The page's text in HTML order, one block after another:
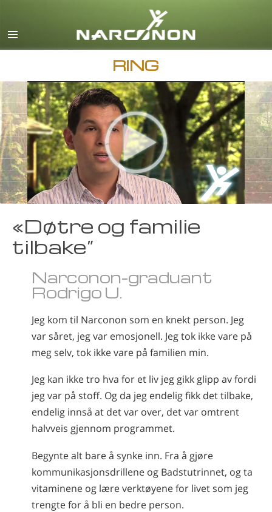
Dansk
Gresk
Spansk
Fransk
Hebraisk
Magyar
Italiensk
Makedonsk
Norsk
Russisk
Svensk
Arabisk
Nepali
Kroatisk
Tyrkisk
Alle regioner/språk
RING
«Døtre og familie
tilbake”
Narconon-graduant
Rodrigo U.
Jeg kom til Narconon som en knekt person. Jeg
var såret, jeg var emosjonell. Jeg tok ikke vare på
meg selv, tok ikke vare på familien min.
Jeg kan ikke tro hva for et liv jeg gikk glipp av fordi
jeg var på stoff. Og da jeg endelig fikk det tilbake,
endelig innså at det var over, det var omtrent
halvveis gjennom programmet.
Begynte alt bare å synke inn. Fra å gjøre
kommunikasjonsdrillene og Badstutrinnet, og ta
vitaminene og lære verktøyene for livet som jeg
trengte for å bli en bedre person.